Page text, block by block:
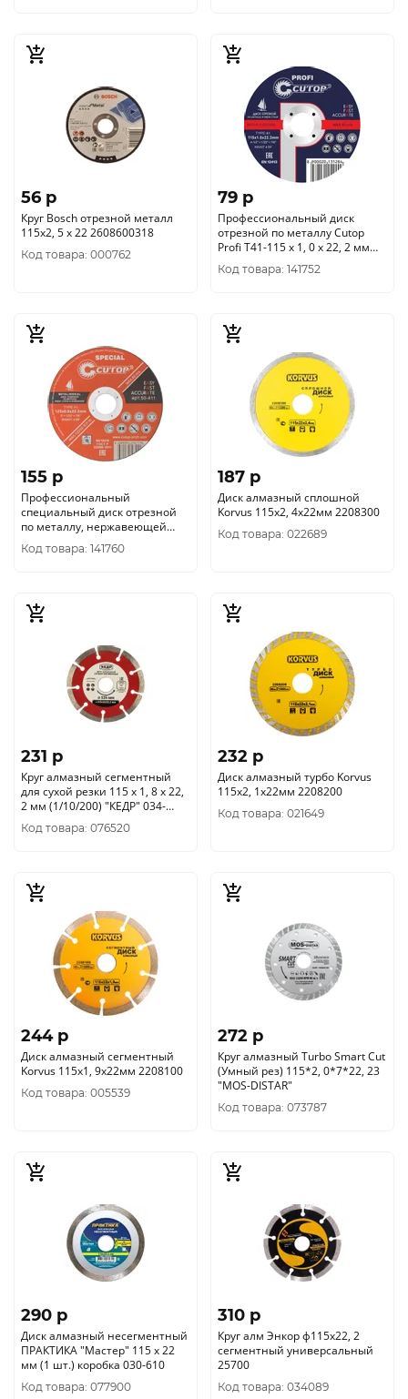
56 p
Круг Bosch отрезной металл
115x2, 5 х 22 2608600318
Код товара: 000762
79 p
Профессиональный диск
отрезной по металлу Cutop
Profi Т41-115 х 1, 0 х 22, 2 мм
39996т
Код товара: 141752
155 p
Профессиональный
специальный диск отрезной
по металлу, нержавеющей
стали и алюминию Cutop
Special, Т
Код товара: 141760
187 p
Диск алмазный сплошной
Korvus 115х2, 4х22мм 2208300
Код товара: 022689
231 p
Круг алмазный сегментный
для сухой резки 115 х 1, 8 х 22,
2 мм (1/10/200) "КЕДР" 034-
1115
Код товара: 076520
232 p
Диск алмазный турбо Korvus
115х2, 1х22мм 2208200
Код товара: 021649
244 p
Диск алмазный сегментный
Korvus 115х1, 9х22мм 2208100
Код товара: 005539
272 p
Круг алмазный Turbo Smart Cut
(Умный рез) 115*2, 0*7*22, 23
"МОS-DISTAR"
Код товара: 073787
290 p
Диск алмазный несегментный
ПРАКТИКА "Мастер" 115 х 22
мм (1 шт.) коробка 030-610
Код товара: 077900
310 p
Круг алм Энкор ф115х22, 2
сегментный универсальный
25700
Код товара: 034089